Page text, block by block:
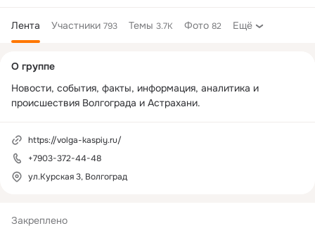
Лента Участники 793 Темы 3.7K Фото 82 Ещё
Закреплено
колонка
О группе
Новости, события, факты, информация, аналитика и
происшествия Волгограда и Астрахани.
https://volga-kaspiy.ru/
+7903-372-44-48
ул.Курская 3, Волгоград